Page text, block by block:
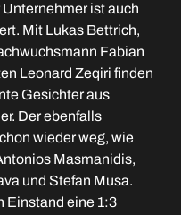
ist auch
Mit Lukas Bettrich,
Fabian
Leonard Zeqiri finden
Gesichter aus
Der ebenfalls
wieder weg, wie
Masmanidis,
und Stefan Musa.
Einstand eine 1:3